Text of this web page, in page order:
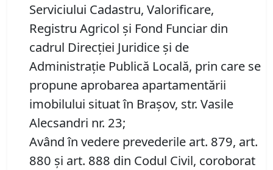
Serviciului Cadastru, Valorificare,
Registru Agricol şi Fond Funciar din
cadrul Direcţiei Juridice şi de
Administraţie Publică Locală, prin care se
propune aprobarea apartamentării
imobilului situat în Brașov, str. Vasile
Alecsandri nr. 23;
Având în vedere prevederile art. 879, art.
880 și art. 888 din Codul Civil, coroborat